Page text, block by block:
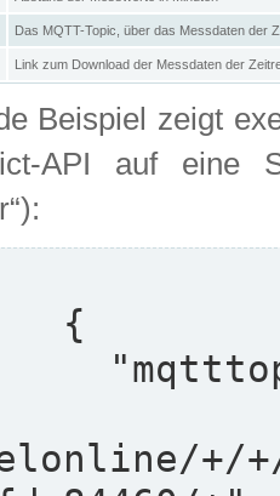
Das MQTT-Topic, über das Messdaten der
Link zum Download der Messdaten der
Beispiel zeigt
API auf eine
+/